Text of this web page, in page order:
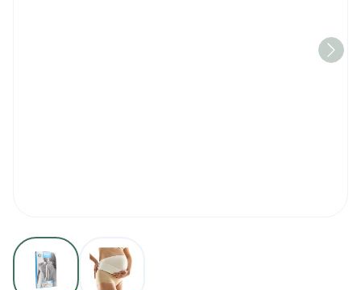
View larger imageView larger image